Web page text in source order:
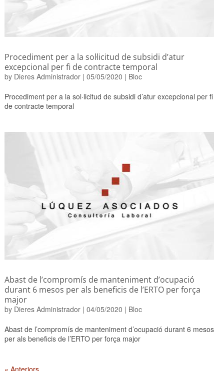
Procediment per a la sol·licitud de subsidi d’atur
excepcional per fi de contracte temporal
by Dieres Administrador| 05/05/2020 | Bloc
Procediment per a la sol·licitud de subsidi d’atur excepcional per fi
de contracte temporal
Abast de l’compromís de manteniment d’ocupació
durant 6 mesos per als beneficis de l’ERTO per força
major
by Dieres Administrador| 04/05/2020 | Bloc
Abast de l’compromís de manteniment d’ocupació durant 6 mesos
per als beneficis de l’ERTO per força major